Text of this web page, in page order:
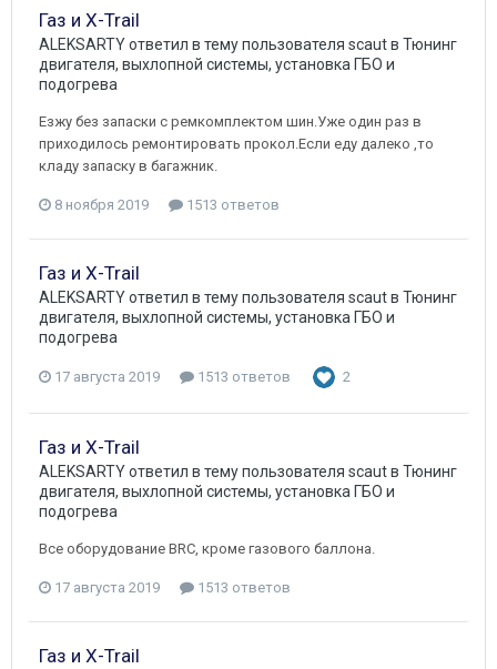
Газ и X-Trail
ALEKSARTYответил в тему пользователя scautв Тюнинг
двигателя, выхлопной системы, установка ГБО и
подогрева
Езжу без запаски с ремкомплектом шин.Уже один раз в
приходилось ремонтировать прокол.Если еду далеко ,то
кладу запаску в багажник.
8 ноября 2019 1513 ответов
Газ и X-Trail
ALEKSARTYответил в тему пользователя scautв Тюнинг
двигателя, выхлопной системы, установка ГБО и
подогрева
17 августа 2019 1513 ответов 2
Газ и X-Trail
ALEKSARTYответил в тему пользователя scautв Тюнинг
двигателя, выхлопной системы, установка ГБО и
подогрева
Все оборудование BRC, кроме газового баллона.
17 августа 2019 1513 ответов
Газ и X-Trail